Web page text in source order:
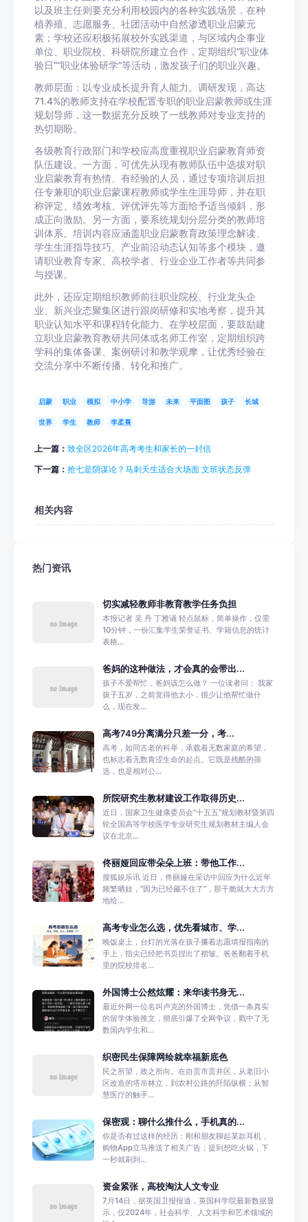
以及班主任则要充分利用校园内的各种实践场景，在种
植养殖、志愿服务、社团活动中自然渗透职业启蒙元
素；学校还应积极拓展校外实践渠道，与区域内企事业
单位、职业院校、科研院所建立合作，定期组织“职业体
验日”“职业体验研学”等活动，激发孩子们的职业兴趣。
教师层面：以专业成长提升育人能力。调研发现，高达
71.4%的教师支持在学校配置专职的职业启蒙教师或生涯
规划导师，这一数据充分反映了一线教师对专业支持的
热切期盼。
各级教育行政部门和学校应高度重视职业启蒙教育师资
队伍建设。一方面，可优先从现有教师队伍中选拔对职
业启蒙教育有热情、有经验的人员，通过专项培训后担
任专兼职的职业启蒙课程教师或学生生涯导师，并在职
称评定、绩效考核、评优评先等方面给予适当倾斜，形
成正向激励。另一方面，要系统规划分层分类的教师培
训体系。培训内容应涵盖职业启蒙教育政策理念解读、
学生生涯指导技巧、产业前沿动态认知等多个模块，邀
请职业教育专家、高校学者、行业企业工作者等共同参
与授课。
此外，还应定期组织教师前往职业院校、行业龙头企
业、新兴业态聚集区进行跟岗研修和实地考察，提升其
职业认知水平和课程转化能力。在学校层面，要鼓励建
立职业启蒙教育教研共同体或名师工作室，定期组织跨
学科的集体备课、案例研讨和教学观摩，让优秀经验在
交流分享中不断传播、转化和推广。
启蒙 职业 模拟 中小学 导游 未来 平面图 孩子 长城
世界 学生 教师 李柔熹
上一篇： 致全区2026年高考考生和家长的一封信
下一篇： 抢七是阴谋论？马刺天生适合大场面 文班状态反弹
相关内容
热门资讯
切实减轻教师非教育教学任务负担
本报记者 吴 丹 丁雅诵 轻点鼠标，简单操作，仅需
10分钟，一份汇集学生荣誉证书、学籍信息的统计
表格...
爸妈的这种做法，才会真的会带出...
孩子不爱帮忙，爸妈该怎么做？ 一位读者问： 我家
孩子五岁，之前觉得他太小，很少让他帮忙做什
么，现在发...
高考749分离满分只差一分，考...
高考，如同古老的科举，承载着无数家庭的希望，
也标志着无数青涩生命的起点。它既是残酷的筛
选，也是相对公...
所院研究生教材建设工作取得历史...
近日，国家卫生健康委员会“十五五”规划教材暨第四
轮全国高等学校医学专业研究生规划教材主编人会
议在北京...
佟丽娅回应带朵朵上班：带他工作...
搜狐娱乐讯 近日，佟丽娅在采访中回应为什么近年
频繁晒娃，“因为已经藏不住了”，那干脆就大大方方
地给...
高考专业怎么选，优先看城市、学...
晚饭桌上，台灯的光落在孩子攥着志愿填报指南的
手上，指尖已经把书页捏出了褶皱。爸爸翻着手机
里的院校排名...
外国博士公然炫耀：来华读书身无...
最近外网一位名叫卢克的外国博士，凭借一条真实
的留学体验推文，彻底引爆了全网争议，戳中了无
数国内学生和...
织密民生保障网绘就幸福新底色
民之所望，政之所向。在自贡市贡井区，从老旧小
区改造的塔吊林立，到农村公路的阡陌纵横；从智
慧医疗的触手...
保密观：聊什么推什么，手机真的...
你是否有过这样的经历：刚和朋友聊起某款耳机，
购物App立马推送了相关广告；提到想吃火锅，下
一秒就刷到...
资金紧张，高校淘汰人文专业
7月14日，据英国卫报报道，英国科学院最新数据显
示，仅2024年，社会科学、人文科学和艺术领域的